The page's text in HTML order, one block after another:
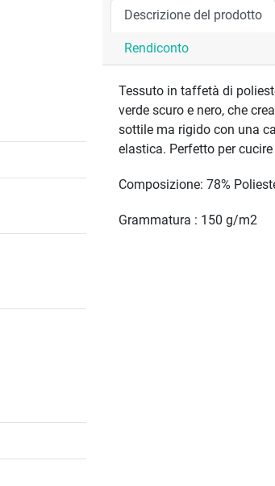
Descrizione del prodotto
Rendiconto
Tessuto in taffetà di
verde scuro e nero, che
sottile ma rigido con una
elastica. Perfetto per
Composizione: 78%
Grammatura : 150 g/m2